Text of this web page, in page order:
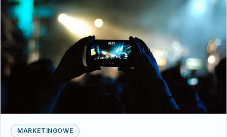
MARKETINGOWE